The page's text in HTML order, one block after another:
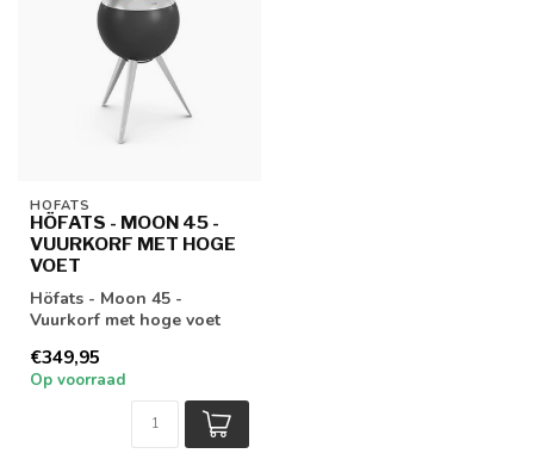
HÖFATS
HÖFATS - MOON 45 -
VUURKORF MET HOGE
VOET
Höfats - Moon 45 -
Vuurkorf met hoge voet
€349,95
Op voorraad